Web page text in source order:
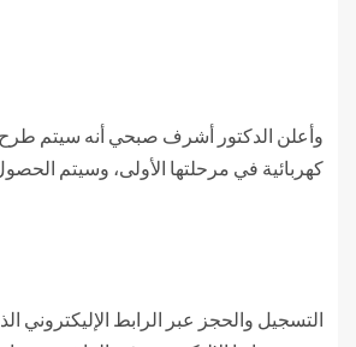
كهربائية في مرحلتها الأولى، وسيتم
التسجيل والحجز عبر الرابط الإليكتروني